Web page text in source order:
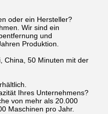
oder ein Hersteller?
Wir sind ein
und
Produktion.
China, 50 Minuten mit der
Ihres Unternehmens?
von mehr als 20.000
Maschinen pro Jahr.